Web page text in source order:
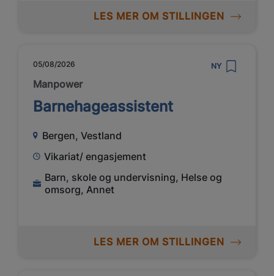
LES MER OM STILLINGEN
05/08/2026 NY
Manpower
Barnehageassistent
Bergen, Vestland
Vikariat/ engasjement
Barn, skole og undervisning, Helse og
omsorg, Annet
LES MER OM STILLINGEN